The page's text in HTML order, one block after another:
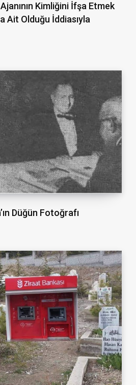
Kimliğini İfşa Etmek
Ait Olduğu İddiasıyla
Düğün Fotoğrafı